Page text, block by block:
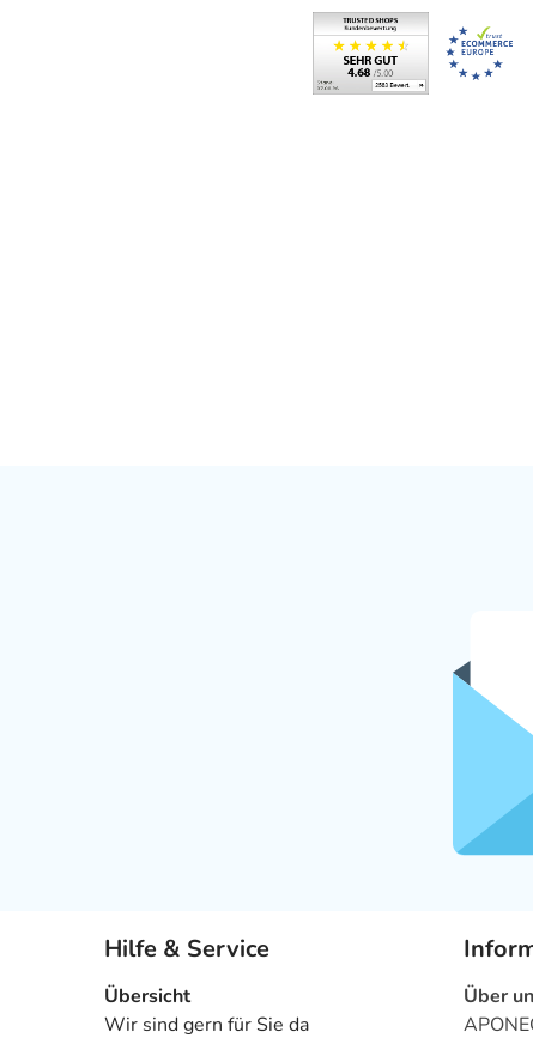
Hilfe & Service
Übersicht
Wir sind gern für Sie da
Über